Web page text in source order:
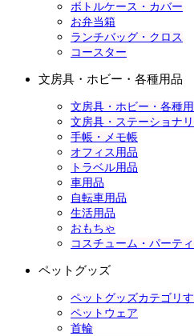
ボトルケース・カバー
お弁当箱
ランチバッグ・クロス
コースター
文房具・ホビー・各種用品
文房具・ホビー・各種
文房具・ステーショナ
手帳・メモ帳
オフィス用品
トラベル用品
車用品
自転車用品
生活用品
おもちゃ
コスチューム・パーテ
ペットグッズ
ペットグッズカテゴリ
ペットウェア
首輪